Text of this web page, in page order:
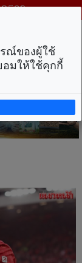
รณ์ของผู้ใช้
อมให้ใช้คุกกี้